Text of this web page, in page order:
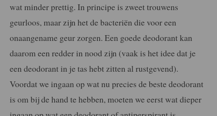
wat minder prettig. In principe is zweet trouwens
geurloos, maar zijn het de bacteriën die voor een
onaangename geur zorgen. Een goede deodorant kan
daarom een redder in nood zijn (vaak is het idee dat je
een deodorant in je tas hebt zitten al rustgevend).
Voordat we ingaan op wat nu precies de beste deodorant
is om bij de hand te hebben, moeten we eerst wat dieper